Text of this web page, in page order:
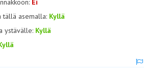
Ei
tällä asemalla: Kyllä
ystävälle: Kyllä